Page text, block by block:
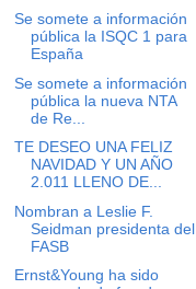
Se somete a información
pública la ISQC 1 para
España
Se somete a información
pública la nueva NTA
de Re...
TE DESEO UNA FELIZ
NAVIDAD Y UN AÑO
2.011 LLENO DE...
Nombran a Leslie F.
Seidman presidenta del
FASB
Ernst&Young ha sido